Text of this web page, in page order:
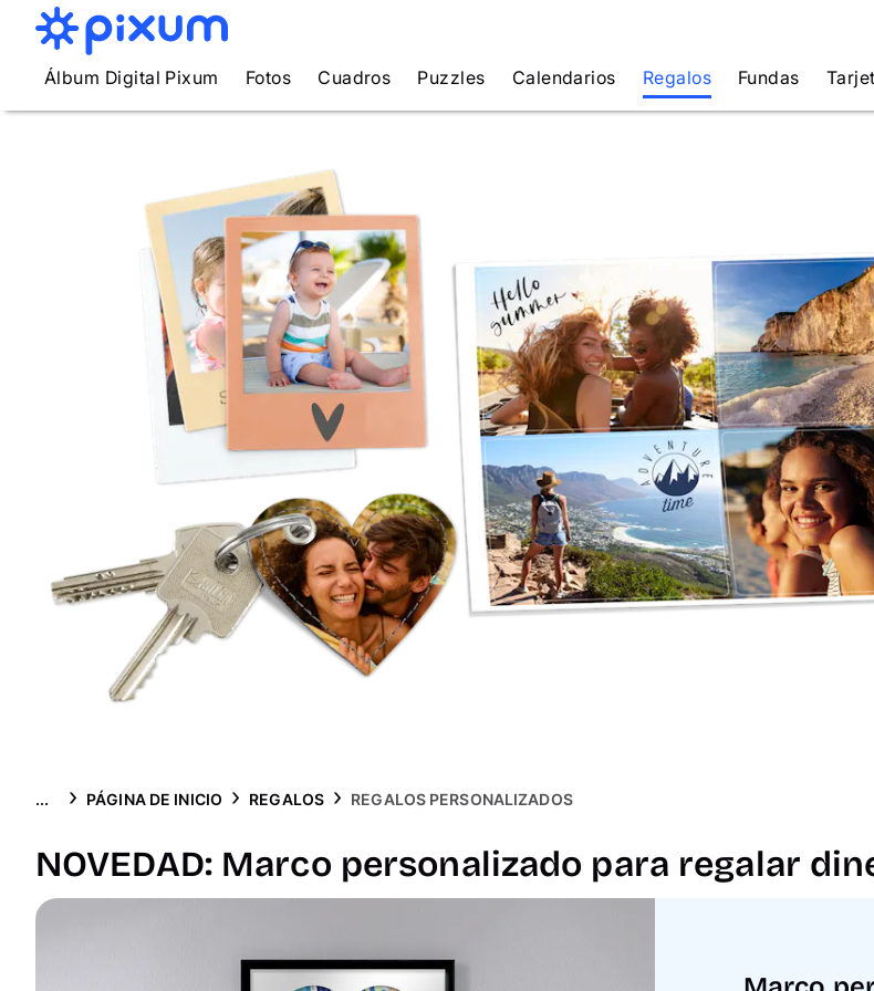
Álbum Digital Pixum Fotos Cuadros Puzzles Calendarios Regalos Fundas
... PÁGINA DE INICIO REGALOS REGALOS PERSONALIZADOS
NOVEDAD: Marco personalizado para regalar